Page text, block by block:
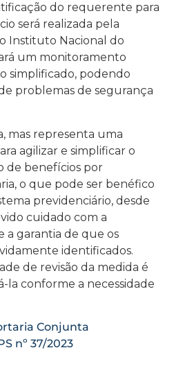
do requerente para
será realizada pela
Instituto Nacional do
um monitoramento
simplificado, podendo
problemas de segurança
mas representa uma
agilizar e simplificar o
de benefícios por
o que pode ser benéfico
previdenciário, desde
cuidado com a
a garantia de que os
identificados.
de revisão da medida é
la conforme a necessidade
Conjunta
nº 37/2023